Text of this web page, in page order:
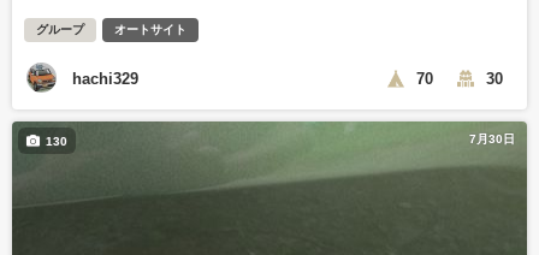
グループ オートサイト
hachi329 70 30
7月30日
130